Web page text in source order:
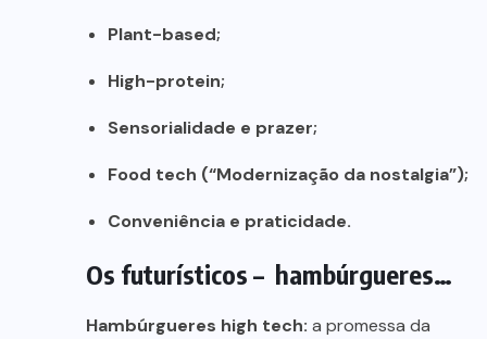
Plant-based;
High-protein;
Sensorialidade e prazer;
Food tech (“Modernização da nostalgia”);
Conveniência e praticidade.
Os futurísticos – hambúrgueres…
Hambúrgueres high tech: a promessa da